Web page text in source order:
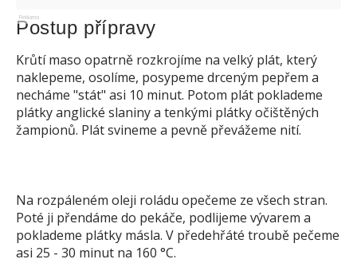
Reklama
Postup přípravy
Krůtí maso opatrně rozkrojíme na velký plát, který
naklepeme, osolíme, posypeme drceným pepřem a
necháme "stát" asi 10 minut. Potom plát poklademe
plátky anglické slaniny a tenkými plátky očištěných
žampionů. Plát svineme a pevně převážeme nití.
Na rozpáleném oleji roládu opečeme ze všech stran.
Poté ji přendáme do pekáče, podlijeme vývarem a
poklademe plátky másla. V předehřáté troubě pečeme
asi 25 - 30 minut na 160 °C.